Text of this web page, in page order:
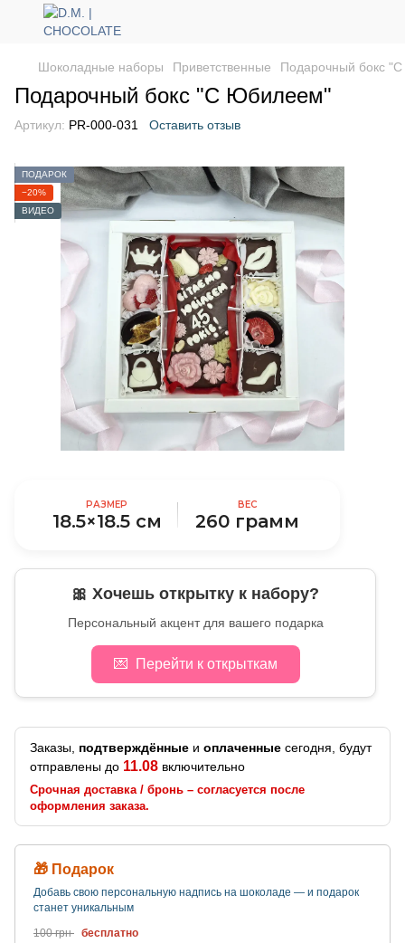
Шоколадные наборы Приветственные Подарочный бокс
Подарочный бокс "С Юбилеем"
Артикул: PR-000-031 Оставить отзыв
ПОДАРОК
−20%
ВИДЕО
РАЗМЕР
18.5×18.5 см
ВЕС
260 грамм
🎀 Хочешь открытку к набору?
Персональный акцент для вашего подарка
💌 Перейти к открыткам
Заказы, подтверждённые и оплаченные сегодня, будут
отправлены до 11.08 включительно
Срочная доставка / бронь – согласуется после
оформления заказа.
🎁 Подарок
Добавь свою персональную надпись на шоколаде — и подарок
станет уникальным
100 грн бесплатно